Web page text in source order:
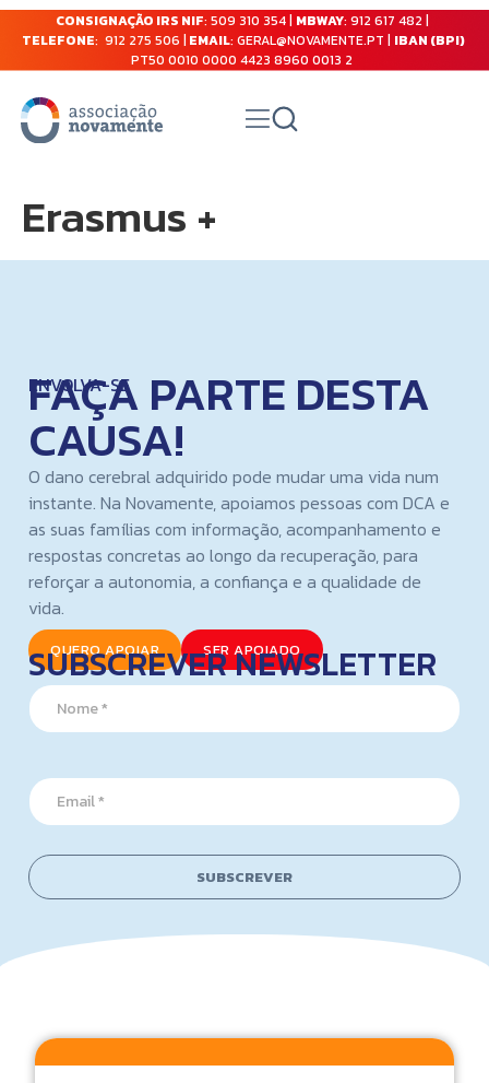
CONSIGNAÇÃO IRS NIF: 509 310 354 | MBWAY: 912 617 482 |
TELEFONE: 912 275 506 | EMAIL: GERAL@NOVAMENTE.PT | IBAN (BPI)
PT50 0010 0000 4423 8960 0013 2
Erasmus +
ENVOLVA-SE
FAÇA PARTE DESTA
CAUSA!
O dano cerebral adquirido pode mudar uma vida num
instante. Na Novamente, apoiamos pessoas com DCA e
as suas famílias com informação, acompanhamento e
respostas concretas ao longo da recuperação, para
reforçar a autonomia, a confiança e a qualidade de
vida.
QUERO APOIAR SER APOIADO
SUBSCREVER NEWSLETTER
N
a
m
m
a
N
a
*
E
m
a
l
*
SUBSCREVER